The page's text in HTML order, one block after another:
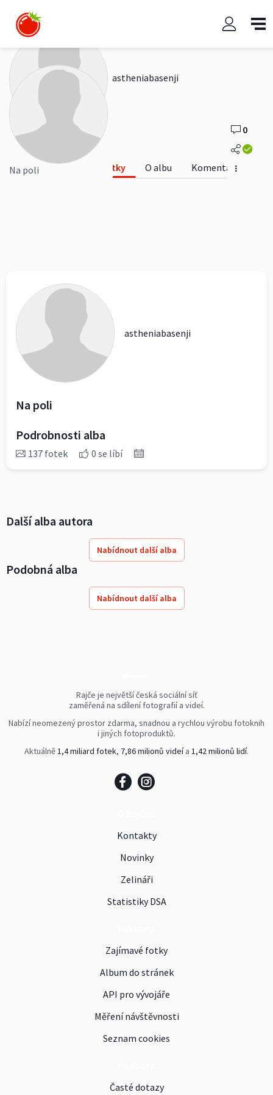
Na poli
astheniabasenji
Na poli Fotky O albu Komentáře
0
astheniabasenji
Na poli
Podrobnosti alba
137 fotek 0 se líbí
Další alba autora
Nabídnout další alba
Podobná alba
Nabídnout další alba
Rajče je největší česká sociální síť
zaměřená na sdílení fotografií a videí.
Nabízí neomezený prostor zdarma, snadnou a rychlou výrobu fotoknih
i jiných fotoproduktů.
Aktuálně1,4 miliard fotek, 7,86 milionů videía 1,42 milionů lidí.
Kontakty
Novinky
Zelináři
Statistiky DSA
Zajímavé fotky
Album do stránek
API pro vývojáře
Měření návštěvnosti
Seznam cookies
Časté dotazy